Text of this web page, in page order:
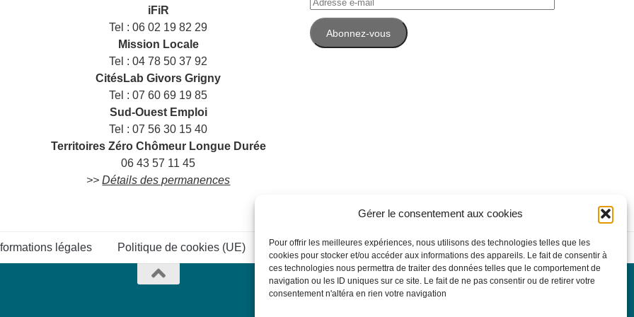
Gérer le consentement aux cookies
Pour offrir les meilleures expériences, nous utilisons des technologies telles que les
cookies pour stocker et/ou accéder aux informations des appareils. Le fait de consentir à
ces technologies nous permettra de traiter des données telles que le comportement de
navigation ou les ID uniques sur ce site. Le fait de ne pas consentir ou de retirer votre
consentement n'altéra en rien votre navigation
iFiR
Tel : 06 02 19 82 29
Mission Locale
Tel : 04 78 50 37 92
CitésLab Givors Grigny
Tel : 07 60 69 19 85
Sud-Ouest Emploi
Tel : 07 56 30 15 40
Territoires Zéro Chômeur Longue Durée
06 43 57 11 45
>>Détails des permanences
e-
mailAbonnez-vous
légales Politique de cookies (UE) Connexion